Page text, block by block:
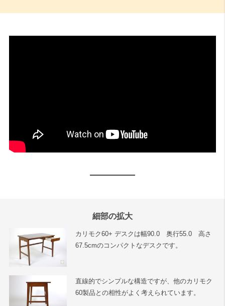
細部の拡大
カリモク60+ デスクは幅90.0 奥行55.0 高さ
67.5cmのコンパクトなデスクです。
直線的でシンプルな構造ですが、他のカリモク
60製品との相性がよく考えられています。